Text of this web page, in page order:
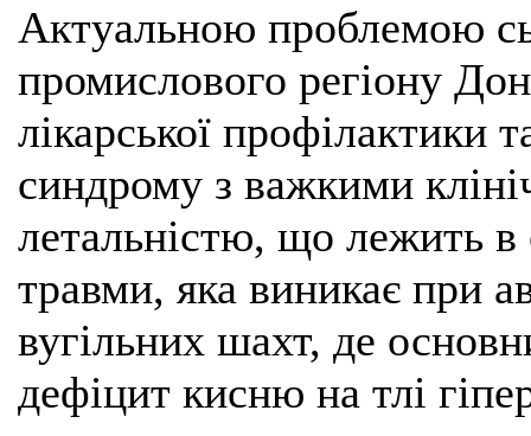
Актуальною проблемою
промислового регіону
лікарської профілактики
синдрому з важкими
летальністю, що лежить в
травми, яка виникає при
вугільних шахт, де
дефіцит кисню на тлі